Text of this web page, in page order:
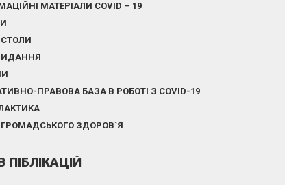
МАТЕРІАЛИ COVID – 19
СТОЛИ
ПРАВОВА БАЗА В РОБОТІ З COVID-19
ЗДОРОВ`Я
ПІБЛІКАЦІЙ